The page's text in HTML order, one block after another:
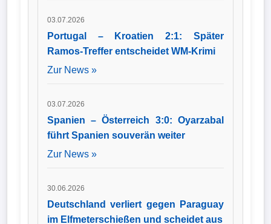
03.07.2026
Portugal – Kroatien 2:1: Später
Ramos-Treffer entscheidet WM-Krimi
Zur News »
03.07.2026
Spanien – Österreich 3:0: Oyarzabal
führt Spanien souverän weiter
Zur News »
30.06.2026
Deutschland verliert gegen Paraguay
im Elfmeterschießen und scheidet aus